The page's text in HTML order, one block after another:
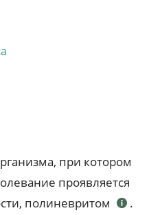
при котором
проявляется
полиневритом
.